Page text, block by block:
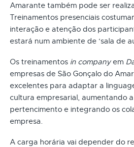
Amarante também pode ser
Treinamentos presenciais
interação e atenção dos
estará num ambiente de ‘sala de
Os treinamentos in companyem
empresas de São Gonçalo do
excelentes para adaptar a
cultura empresarial, aumentando
pertencimento e integrando os
empresa.
A carga horária vai depender do